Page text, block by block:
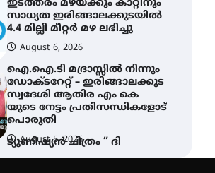
ഇടത്തരം മഴയ്ക്കും കാറ്റിനും
സാധ്യത ഇരിങ്ങാലക്കുടയിൽ
4.4 മില്ലി മീറ്റർ മഴ ലഭിച്ചു
August 6, 2026
ഐ.ഐ.ടി മദ്രാസ്സിൽ നിന്നും
ഡോക്ടറേറ്റ് – ഇരിങ്ങാലക്കുട
സ്വദേശി ആതിര എം കെ
യുടെ നേട്ടം പ്രതിസന്ധികളോട്
പൊരുതി
August 5, 2026
ട്യുണീഷ്യൻ ചിത്രം ” ദി